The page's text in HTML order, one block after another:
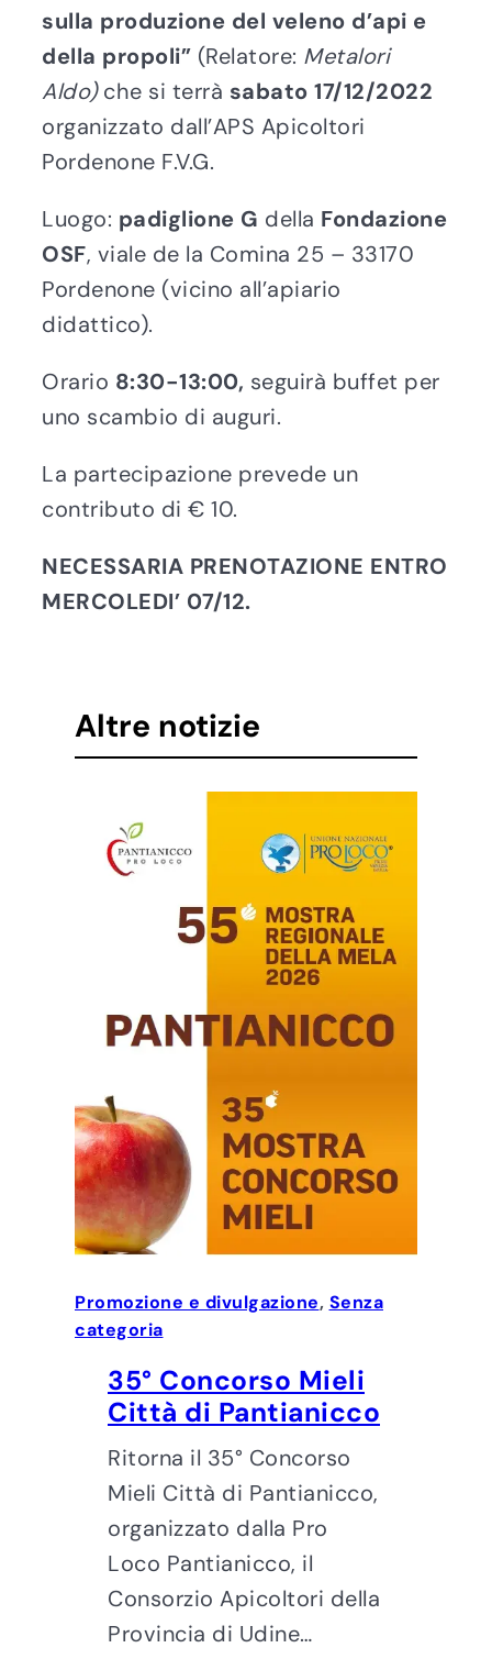
sulla produzione del veleno d’api e
della propoli” (Relatore: Metalori
Aldo)che si terrà sabato 17/12/2022
organizzato dall’APS Apicoltori
Pordenone F.V.G.
Luogo: padiglione G della Fondazione
OSF, viale de la Comina 25 – 33170
Pordenone (vicino all’apiario
didattico).
Orario 8:30-13:00, seguirà buffet per
uno scambio di auguri.
La partecipazione prevede un
contributo di € 10.
NECESSARIA PRENOTAZIONE ENTRO
MERCOLEDI’ 07/12.
Altre notizie
Promozione e divulgazione, Senza
categoria
35° Concorso Mieli
Città di Pantianicco
Ritorna il 35° Concorso
Mieli Città di Pantianicco,
organizzato dalla Pro
Loco Pantianicco, il
Consorzio Apicoltori della
Provincia di Udine…